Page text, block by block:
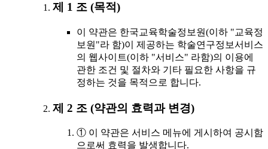
제 1 조 (목적)
이 약관은 한국교육학술정보원(이하 "교육정
보원"라 함)이 제공하는 학술연구정보서비스
의 웹사이트(이하 "서비스" 라함)의 이용에
관한 조건 및 절차와 기타 필요한 사항을 규
정하는 것을 목적으로 합니다.
제 2 조 (약관의 효력과 변경)
① 이 약관은 서비스 메뉴에 게시하여 공시함
으로써 효력을 발생합니다.